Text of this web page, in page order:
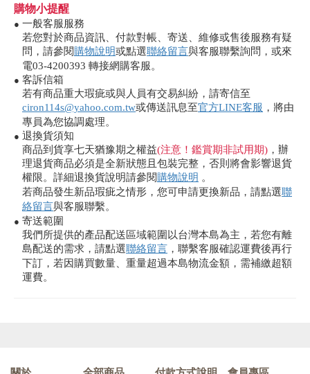
購物小提醒
● 一般客服服務
若您對於商品資訊、付款對帳、寄送、維修或售後服務有疑
問，請參閱購物說明或點選聯絡留言與客服聯繫詢問，或來
電03-4200393 轉接網購客服。
● 客訴信箱
若有商品重大瑕疵或與人員有交易糾紛，請寄信至
ciron114s@yahoo.com.tw或傳送訊息至官方LINE客服 ，將由
專員為您協調處理。
● 退換貨須知
商品到貨享七天猶豫期之權益(注意！鑑賞期非試用期) ，辦
理退貨商品必須是全新狀態且包裝完整，否則將會影響退貨
權限。詳細退換貨說明請參閱購物說明 。
若商品發生新品瑕疵之情形，您可申請更換新品，請點選聯
絡留言與客服聯繫。
● 寄送範圍
我們所提供的產品配送區域範圍以台灣本島為主，若您有離
島配送的需求，請點選聯絡留言 ，聯繫客服確認運費後再行
下訂，若因購買數量、重量超過本島物流金額，需補繳超額
運費。